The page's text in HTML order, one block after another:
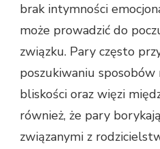
brak intymności
może prowadzić do
związku. Pary często
poszukiwaniu
bliskości oraz więzi
również, że pary
związanymi z